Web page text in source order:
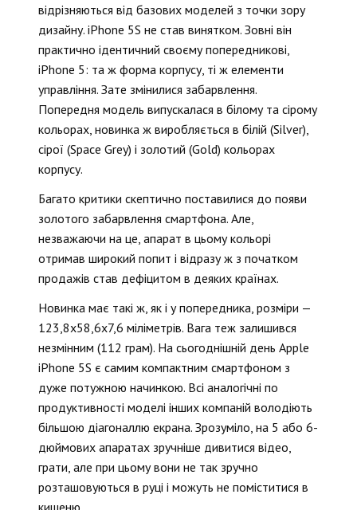
відрізняються від базових моделей з точки зору
дизайну. iPhone 5S не став винятком. Зовні він
практично ідентичний своєму попередникові,
iPhone 5: та ж форма корпусу, ті ж елементи
управління. Зате змінилися забарвлення.
Попередня модель випускалася в білому та сірому
кольорах, новинка ж виробляється в білій (Silver),
сірої (Space Grey) і золотий (Gold) кольорах
корпусу.
Багато критики скептично поставилися до появи
золотого забарвлення смартфона. Але,
незважаючи на це, апарат в цьому кольорі
отримав широкий попит і відразу ж з початком
продажів став дефіцитом в деяких країнах.
Новинка має такі ж, як і у попередника, розміри —
123,8х58,6х7,6 міліметрів. Вага теж залишився
незмінним (112 грам). На сьогоднішній день Apple
iPhone 5S є самим компактним смартфоном з
дуже потужною начинкою. Всі аналогічні по
продуктивності моделі інших компаній володіють
більшою діагоналлю екрана. Зрозуміло, на 5 або 6-
дюймових апаратах зручніше дивитися відео,
грати, але при цьому вони не так зручно
розташовуються в руці і можуть не поміститися в
кишеню.